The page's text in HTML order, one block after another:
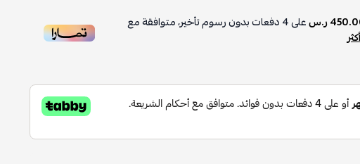
ر.س على4دفعات بدون رسوم تأخير، متوافقة مع